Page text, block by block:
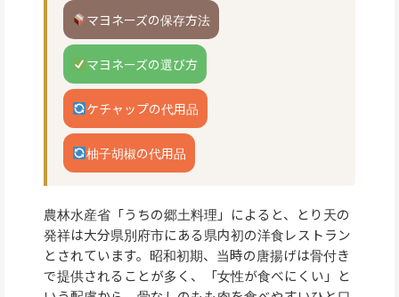
マヨネーズの保存方法
マヨネーズの選び方
ケチャップの代用品
柚子胡椒の代用品
農林水産省「うちの郷土料理」によると、とり天の
発祥は大分県別府市にある県内初の洋食レストラン
とされています。昭和初期、当時の唐揚げは骨付き
で提供されることが多く、「女性が食べにくい」と